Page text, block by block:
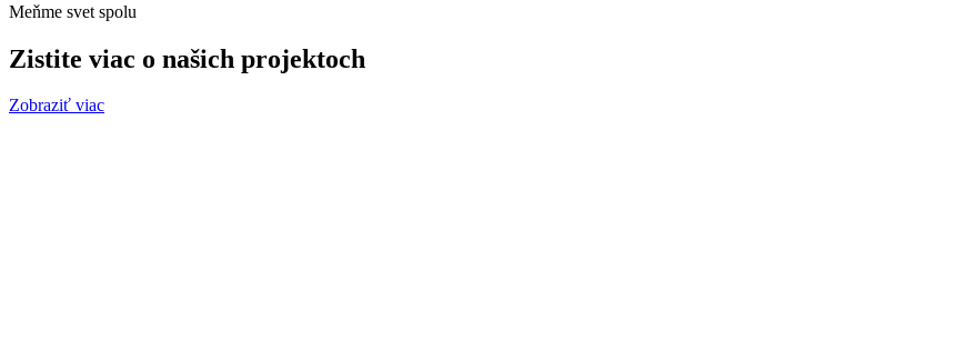
Meňme svet spolu
Zistite viac o našich projektoch
Zobraziť viac